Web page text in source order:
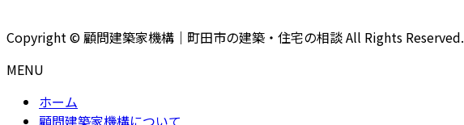
Copyright © 顧問建築家機構｜町田市の建築・住宅の相談 All Rights Reserved.
MENU
ホーム